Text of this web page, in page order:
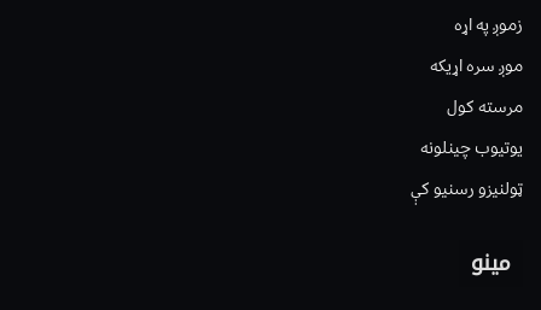
زموږ په اړه
موږ سره اړیکه
مرسته کول
یوتیوب چینلونه
ټولنیزو رسنیو کې
مینو